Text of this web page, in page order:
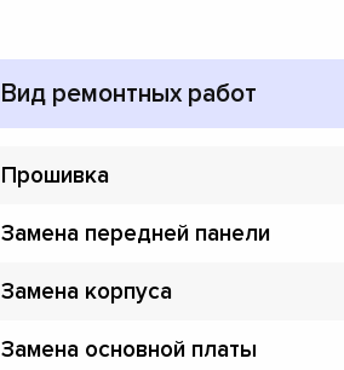
Вид ремонтных работ
Прошивка
Замена передней панели
Замена корпуса
Замена основной платы